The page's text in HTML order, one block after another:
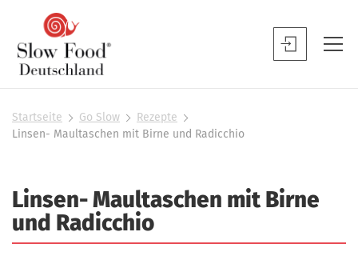
o
w
F
o
D
e
u
S
d
e
S
i
n
d
h
Startseite Go Slow
Rezepte
Linsen- Maultaschen mit Birne und Radicchio
Linsen- Maultaschen mit Birne
und Radicchio